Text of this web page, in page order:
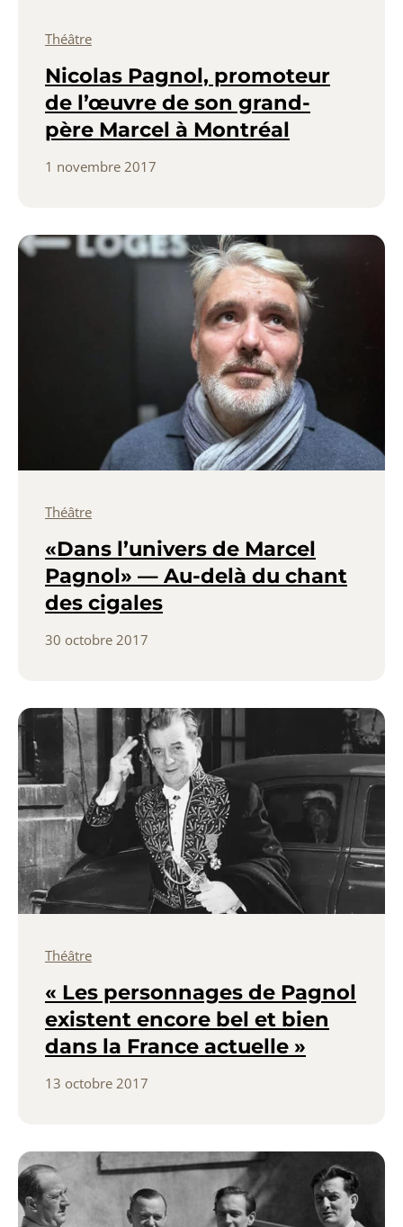
Théâtre
Nicolas Pagnol, promoteur
de l’œuvre de son grand-
père Marcel à Montréal
1 novembre 2017
Théâtre
«Dans l’univers de Marcel
Pagnol» — Au-delà du chant
des cigales
30 octobre 2017
Théâtre
« Les personnages de Pagnol
existent encore bel et bien
dans la France actuelle »
13 octobre 2017